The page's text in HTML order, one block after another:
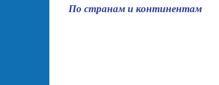
По странам и континентам